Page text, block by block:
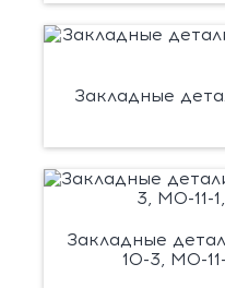
Закладные
Закладные
10-3, М0-